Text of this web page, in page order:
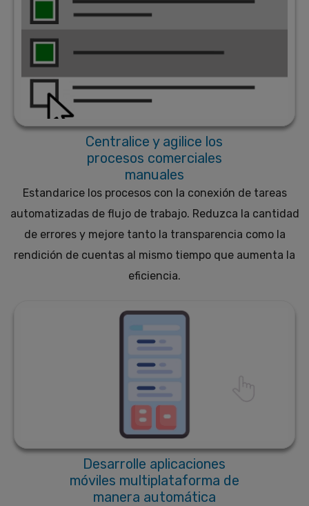
Centralice y agilice los
procesos comerciales
manuales
Estandarice los procesos con la conexión de tareas
automatizadas de flujo de trabajo. Reduzca la cantidad
de errores y mejore tanto la transparencia como la
rendición de cuentas al mismo tiempo que aumenta la
eficiencia.
Desarrolle aplicaciones
móviles multiplataforma de
manera automática